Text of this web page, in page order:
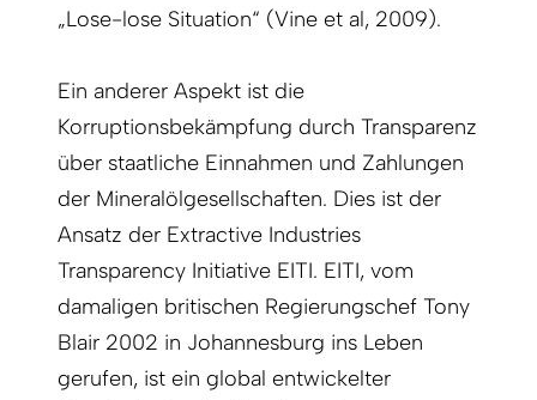
„Lose-lose Situation“ (Vine et al, 2009).
Ein anderer Aspekt ist die
Korruptionsbekämpfung durch Transparenz
über staatliche Einnahmen und Zahlungen
der Mineralölgesellschaften. Dies ist der
Ansatz der Extractive Industries
Transparency Initia­tive EITI. EITI, vom
damaligen britischen Regierungschef Tony
Blair 2002 in Johannesburg ins Leben
gerufen, ist ein global entwickelter